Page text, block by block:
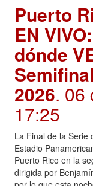
Puerto
EN
dónde
2026. 06
17:25
La Final de la Serie
Estadio
Puerto Rico en la
dirigida por